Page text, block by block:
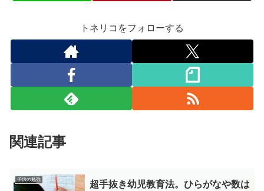
トネリコをフォローする
関連記事
子供の勉強
超手抜き幼児教育法。ひらがなや数は